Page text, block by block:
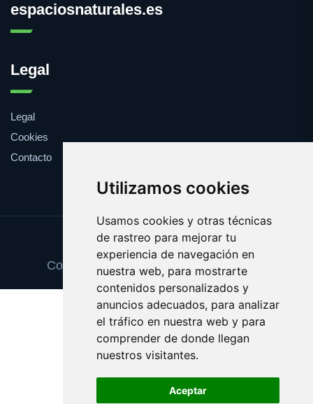
Utilizamos cookies
Usamos cookies y otras técnicas
de rastreo para mejorar tu
experiencia de navegación en
nuestra web, para mostrarte
contenidos personalizados y
anuncios adecuados, para analizar
el tráfico en nuestra web y para
comprender de donde llegan
nuestros visitantes.
Aceptar
espaciosnaturales.es
Legal
Legal
Cookies
Contacto
Update cookies preferences
Copyright © 2025 espaciosnaturales.es